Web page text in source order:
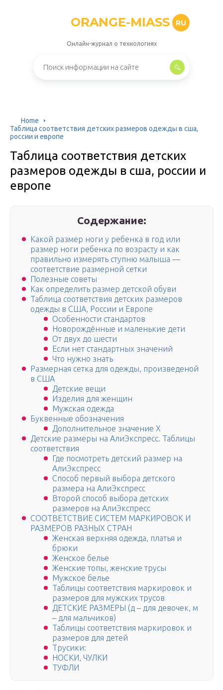
ORANGE-MIASS RU
Онлайн-журнал о технологиях
Home
Таблица соответствия детских размеров одежды в сша,
россии и европе
Таблица соответствия детских
размеров одежды в сша, россии и
европе
Содержание:
Какой размер ноги у ребенка в год или
размер ноги ребенка по возрасту и как
правильно измерять ступню малыша —
соответствие размерной сетки
Полезные советы
Как определить размер детской обуви
Таблица соответствия детских размеров
одежды в США, России и Европе
Особенности стандартов
Новорождённые и маленькие дети
От двух до шести
Если нет стандартных значений
Что нужно знать
Размерная сетка для одежды, произведеной
в США
Детские вещи
Изделия для женщин
Мужская одежда
Буквенные обозначения
Дополнительное значение X
Детские размеры на АлиЭкспресс. Таблицы
соответствия
Где посмотреть детский размер на
АлиЭкспресс
Способ первый выбора детского
размера на АлиЭкспресс
Второй способ выбора детских
размеров на АлиЭкспресс
CООТВЕТСТВИЕ СИСТЕМ МАРКИРОВОК И
РАЗМЕРОВ РАЗНЫХ СТРАН
Женская верхняя одежда, платья и
брюки
Женское белье
Женские топы, женские трусы
Мужское белье
Таблицы соответствия маркировок и
размеров для мужских трусов
ДЕТСКИЕ РАЗМЕРЫ (д – для девочек, м
– для мальчиков)
Таблицы соответствия маркировок и
размеров для детей
Трусики:
НОСКИ, ЧУЛКИ
ТУФЛИ